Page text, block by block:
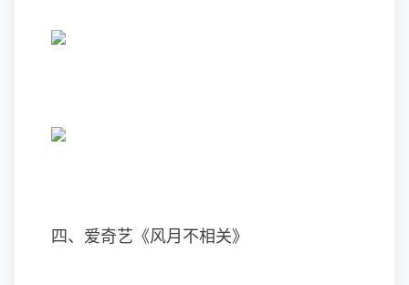
四、爱奇艺《风月不相关》